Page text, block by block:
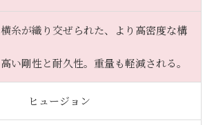
横糸が織り交ぜられた、より高密度な構
い剛性と耐久性。重量も軽減される。
ヒュージョン